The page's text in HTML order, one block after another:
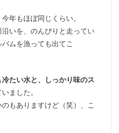
年もほぼ同じくらい。
いを、のんびりと走ってい
ムを漁っても出てこ
冷たい水と、しっかり味のス
ました。
もありますけど（笑）、こ